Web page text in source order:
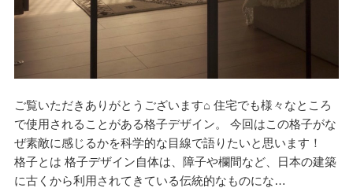
ご覧いただきありがとうございます⌂ 住宅でも様々なところ
で使用されることがある格子デザイン。 今回はこの格子がな
ぜ素敵に感じるかを科学的な目線で語りたいと思います！
格子とは 格子デザイン自体は、障子や欄間など、日本の建築
に古くから利用されてきている伝統的なものにな…